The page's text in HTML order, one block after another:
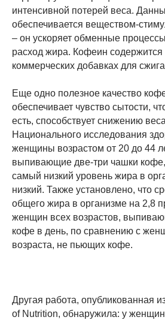
интенсивной потерей веса.
обеспечивается веществом-
– он ускоряет обменные
расход жира. Кофеин содержится
коммерческих добавках для
Еще одно полезное качество
обеспечивает чувство сытости,
есть, способствует снижению
Национального исследования
женщины возрастом от 20 до 44
выпивающие две-три чашки
самый низкий уровень жира в
низкий. Также установлено, что
общего жира в организме на 2,8
женщин всех возрастов,
кофе в день, по сравнению с
возраста, не пьющих кофе.
Другая работа, опубликованная
of Nutrition, обнаружила: у